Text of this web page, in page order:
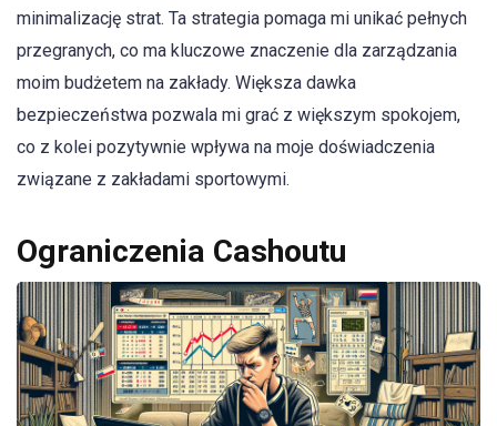
minimalizację strat. Ta strategia pomaga mi unikać pełnych
przegranych, co ma kluczowe znaczenie dla zarządzania
moim budżetem na zakłady. Większa dawka
bezpieczeństwa pozwala mi grać z większym spokojem,
co z kolei pozytywnie wpływa na moje doświadczenia
związane z zakładami sportowymi.
Ograniczenia Cashoutu